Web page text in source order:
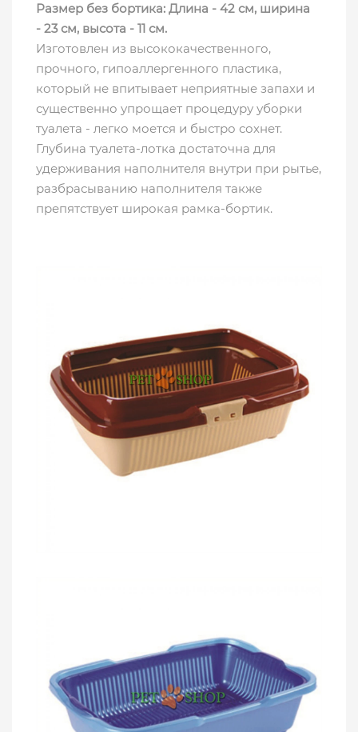
Размер без бортика: Длина - 42 см, ширина
- 23 см, высота - 11 см.
Изготовлен из высококачественного,
прочного, гипоаллергенного пластика,
который не впитывает неприятные запахи и
существенно упрощает процедуру уборки
туалета - легко моется и быстро сохнет.
Глубина туалета-лотка достаточна для
удерживания наполнителя внутри при рытье,
разбрасыванию наполнителя также
препятствует широкая рамка-бортик.